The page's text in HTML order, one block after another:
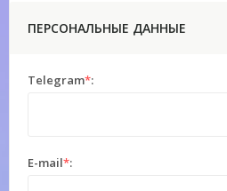
ПЕРСОНАЛЬНЫЕ ДАННЫЕ
Telegram*:
E-mail*: